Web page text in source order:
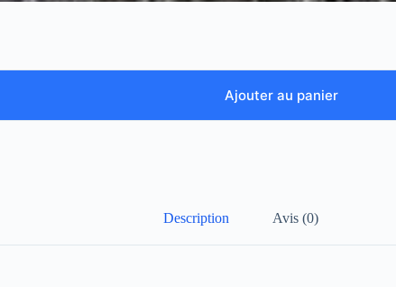
Ajouter au panier
Description Avis (0)